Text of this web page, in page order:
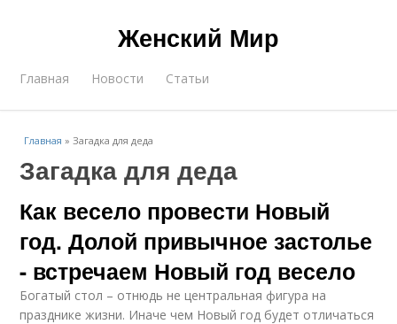
Женский Мир
Главная Новости Статьи
Главная »Загадка для деда
Загадка для деда
Как весело провести Новый
год. Долой привычное застолье
- встречаем Новый год весело
Богатый стол – отнюдь не центральная фигура на
празднике жизни. Иначе чем Новый год будет отличаться